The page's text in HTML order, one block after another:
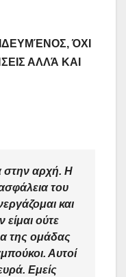
ΌΧΙ
ΑΛΛΆ ΚΑΙ
στην αρχή. Η
του
και
είμαι ούτε
της ομάδας
Αυτοί
Εμείς